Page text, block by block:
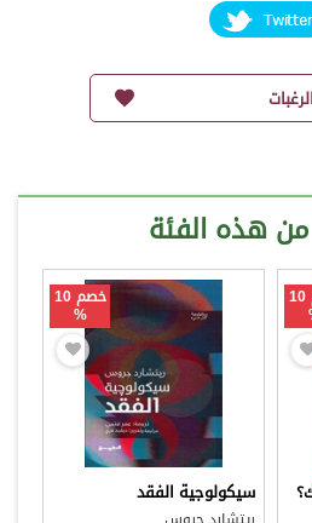
هذه الفئة
خصم 10 خصم 10
%
سيكولوجية الفقد